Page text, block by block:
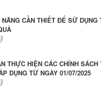
CẦN THIẾT ĐỂ SỬ DỤNG
THỰC HIỆN CÁC CHÍNH SÁCH
DỤNG TỪ NGÀY 01/07/2025